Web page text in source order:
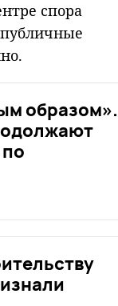
спора
образом».